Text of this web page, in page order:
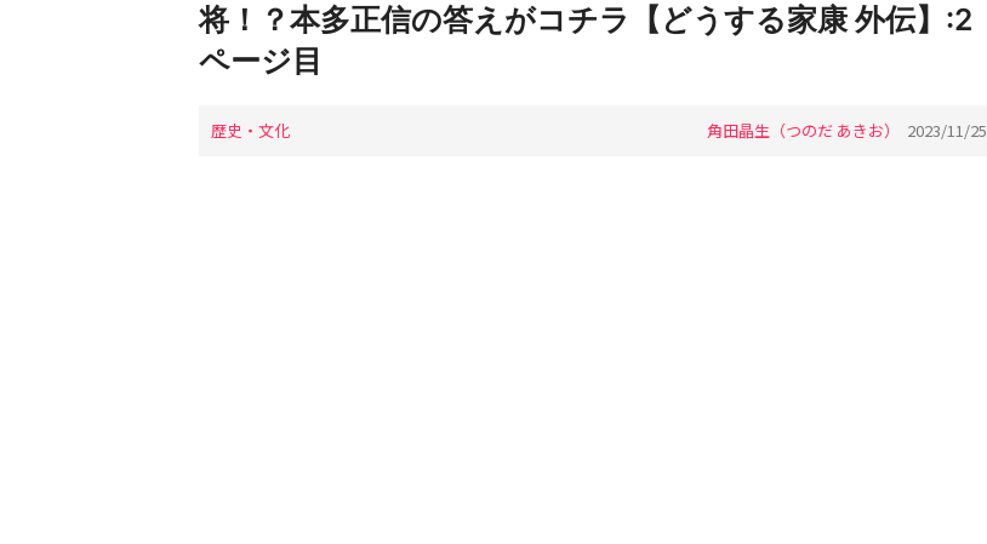
将！？本多正信の答えがコチラ【どうする家康 外伝】:2
ページ目
歴史・文化 角田晶生（つのだ あきお） 2023/11/25